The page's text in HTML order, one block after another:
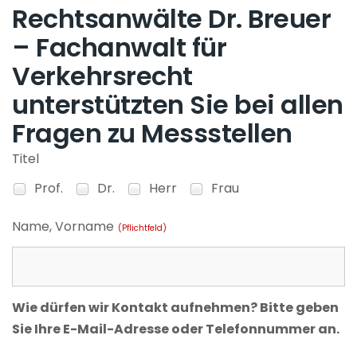
Rechtsanwälte Dr. Breuer
– Fachanwalt für
Verkehrsrecht
unterstützten Sie bei allen
Fragen zu Messstellen
Titel
Prof.
Dr. Herr Frau
Name, Vorname (Pflichtfeld)
Wie dürfen wir Kontakt aufnehmen? Bitte geben
Sie Ihre E-Mail-Adresse oder Telefonnummer an.